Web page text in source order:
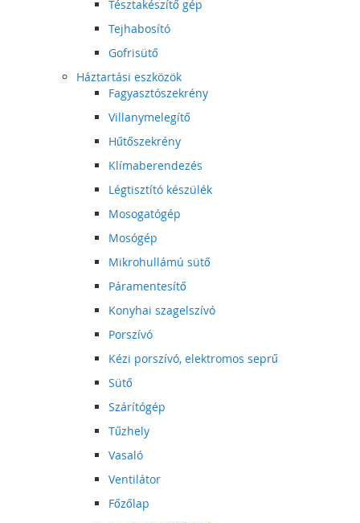
Tésztakészítő gép
Tejhabosító
Gofrisütő
Háztartási eszközök
Fagyasztószekrény
Villanymelegítő
Hűtőszekrény
Klímaberendezés
Légtisztító készülék
Mosogatógép
Mosógép
Mikrohullámú sütő
Páramentesítő
Konyhai szagelszívó
Porszívó
Kézi porszívó, elektromos seprű
Sütő
Szárítógép
Tűzhely
Vasaló
Ventilátor
Főzőlap